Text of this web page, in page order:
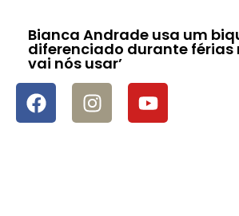
Bianca Andrade usa um
diferenciado durante férias
vai nós usar’